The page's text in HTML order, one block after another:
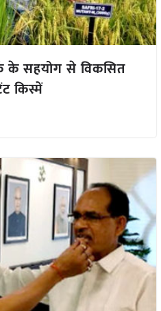
के सहयोग से विकसित
किस्में